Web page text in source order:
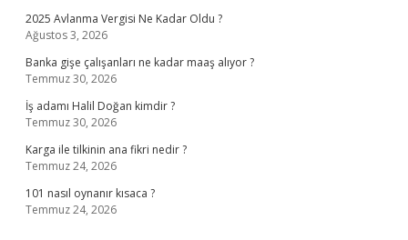
2025 Avlanma Vergisi Ne Kadar Oldu ?
Ağustos 3, 2026
Banka gişe çalışanları ne kadar maaş alıyor ?
Temmuz 30, 2026
İş adamı Halil Doğan kimdir ?
Temmuz 30, 2026
Karga ile tilkinin ana fikri nedir ?
Temmuz 24, 2026
101 nasıl oynanır kısaca ?
Temmuz 24, 2026